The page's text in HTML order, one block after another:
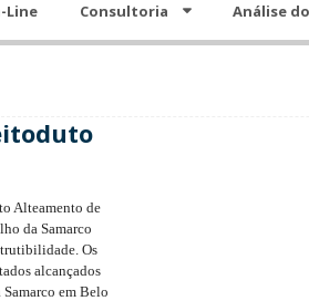
Line Consultoria Análise
Alteamento de
da Samarco
Os
alcançados
em Belo